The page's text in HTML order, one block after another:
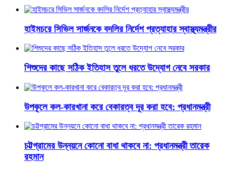
হাইমচরে সিভিল সার্জনকে বদলির নির্দেশ প্রত্যাহার স্বাস্থ্যমন্ত্রীর
শিশুদের কাছে সঠিক ইতিহাস তুলে ধরতে উদ্যোগ নেবে সরকার
উপকূলে কল-কারখানা করে বেকারত্ব দূর করা হবে: প্রধানমন্ত্রী
চট্টগ্রামের উন্নয়নে কোনো বাধা থাকবে না: প্রধানমন্ত্রী তারেক
রহমান